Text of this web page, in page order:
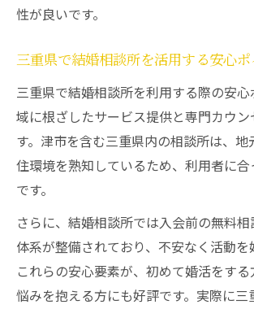
性が良いです。
三重県で結婚相談所を活用する安心ポ
三重県で結婚相談所を利用する際の安
域に根ざしたサービス提供と専門カウ
す。津市を含む三重県内の相談所は、地
住環境を熟知しているため、利用者に
です。
さらに、結婚相談所では入会前の無料
体系が整備されており、不安なく活動を
これらの安心要素が、初めて婚活をす
悩みを抱える方にも好評です。実際に三